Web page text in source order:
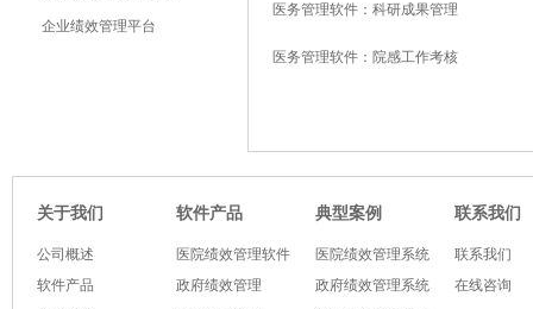
企业绩效管理平台
医务管理软件：科研成果管理
医务管理软件：院感工作考核
关于我们
公司概述
软件产品
软件产品
医院绩效管理软件
政府绩效管理
典型案例
医院绩效管理系统
政府绩效管理系统
联系我们
联系我们
在线咨询